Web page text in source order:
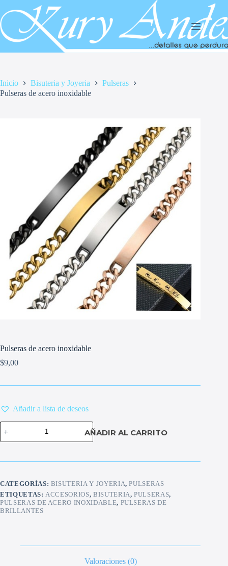
al
contenido
Inicio Bisuteria y Joyeria
Pulseras
Pulseras de acero inoxidable
Pulseras de acero inoxidable
$9,00
Añadir a lista de deseos
Pulseras
de
acero
cantidad
AÑADIR AL CARRITO
CATEGORÍAS: BISUTERIA Y JOYERIA,PULSERAS
ETIQUETAS: ACCESORIOS, BISUTERIA,PULSERAS,
PULSERAS DE ACERO INOXIDABLE, PULSERAS DE
BRILLANTES
Valoraciones (0)